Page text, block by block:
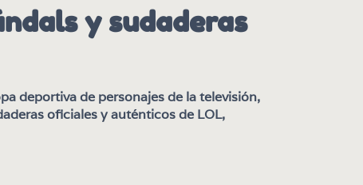
y sudaderas
deportiva de personajes de la televisión,
oficiales y auténticos de LOL,